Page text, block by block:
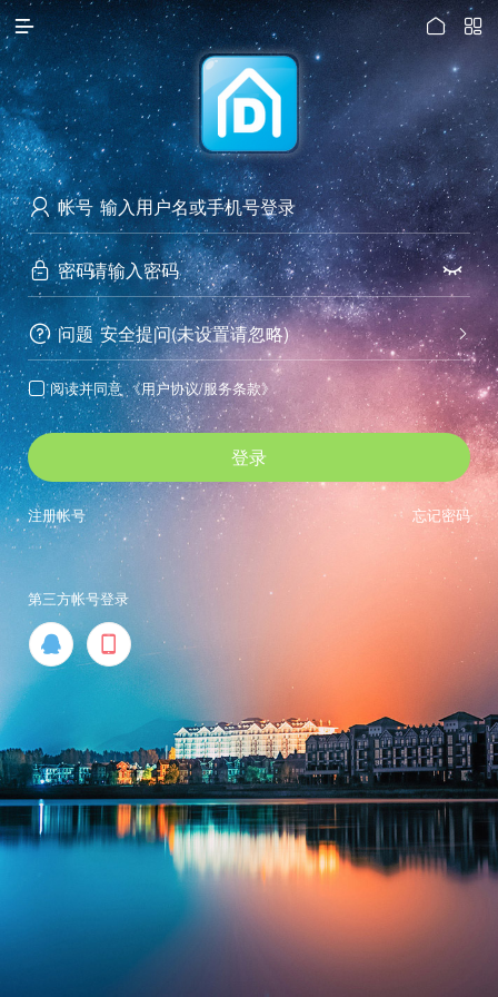

访问电脑版
 

 帐号
 密码 
 问题 
安全提问(未设置请忽略)
 阅读并同意 《用户协议/服务条款》
登录
忘记密码
注册帐号
第三方帐号登录
 